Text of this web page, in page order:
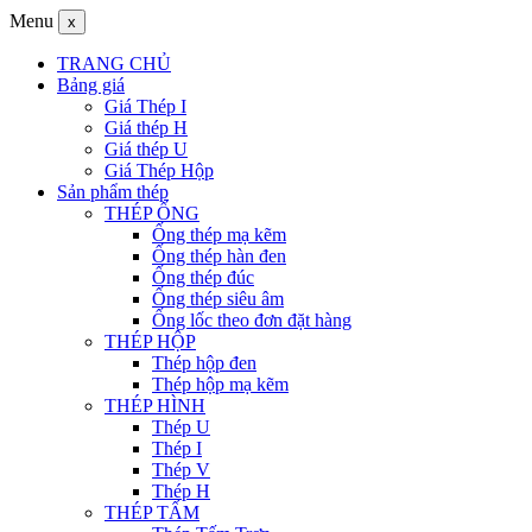
Menu x
TRANG CHỦ
Bảng giá
Giá Thép I
Giá thép H
Giá thép U
Giá Thép Hộp
Sản phẩm thép
THÉP ỐNG
Ống thép mạ kẽm
Ống thép hàn đen
Ống thép đúc
Ống thép siêu âm
Ống lốc theo đơn đặt hàng
THÉP HỘP
Thép hộp đen
Thép hộp mạ kẽm
THÉP HÌNH
Thép U
Thép I
Thép V
Thép H
THÉP TẤM